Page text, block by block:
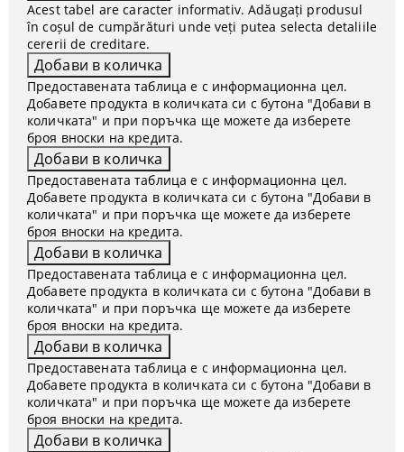
Acest tabel are caracter informativ. Adăugați produsul
în coșul de cumpărături unde veți putea selecta detaliile
cererii de creditare.
Предоставената таблица е с информационна цел.
Добавете продукта в количката си с бутона "Добави в
количката" и при поръчка ще можете да изберете
броя вноски на кредита.
Предоставената таблица е с информационна цел.
Добавете продукта в количката си с бутона "Добави в
количката" и при поръчка ще можете да изберете
броя вноски на кредита.
Предоставената таблица е с информационна цел.
Добавете продукта в количката си с бутона "Добави в
количката" и при поръчка ще можете да изберете
броя вноски на кредита.
Предоставената таблица е с информационна цел.
Добавете продукта в количката си с бутона "Добави в
количката" и при поръчка ще можете да изберете
броя вноски на кредита.